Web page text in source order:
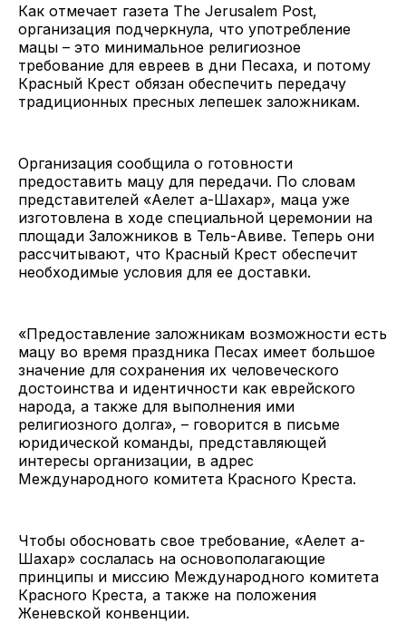
Как отмечает газета The Jerusalem Post,
организация подчеркнула, что употребление
мацы – это минимальное религиозное
требование для евреев в дни Песаха, и потому
Красный Крест обязан обеспечить передачу
традиционных пресных лепешек заложникам.
Организация сообщила о готовности
предоставить мацу для передачи. По словам
представителей «Аелет а-Шахар», маца уже
изготовлена в ходе специальной церемонии на
площади Заложников в Тель-Авиве. Теперь они
рассчитывают, что Красный Крест обеспечит
необходимые условия для ее доставки.
«Предоставление заложникам возможности есть
мацу во время праздника Песах имеет большое
значение для сохранения их человеческого
достоинства и идентичности как еврейского
народа, а также для выполнения ими
религиозного долга», – говорится в письме
юридической команды, представляющей
интересы организации, в адрес
Международного комитета Красного Креста.
Чтобы обосновать свое требование, «Аелет а-
Шахар» сослалась на основополагающие
принципы и миссию Международного комитета
Красного Креста, а также на положения
Женевской конвенции.